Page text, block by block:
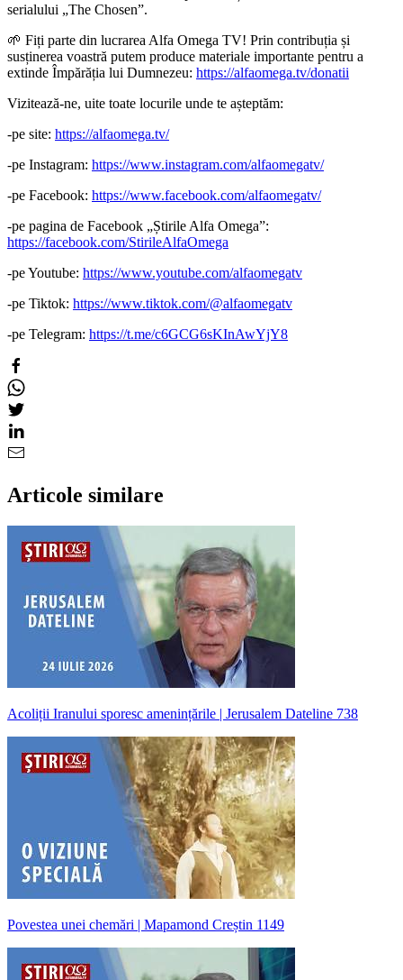
serialului „The Chosen”.
🌱 Fiți parte din lucrarea Alfa Omega TV! Prin contribuția și
susținerea voastră putem produce materiale importante pentru a
extinde Împărăția lui Dumnezeu: https://alfaomega.tv/donatii
Vizitează-ne, uite toate locurile unde te așteptăm:
-pe site: https://alfaomega.tv/
-pe Instagram: https://www.instagram.com/alfaomegatv/
-pe Facebook: https://www.facebook.com/alfaomegatv/
-pe pagina de Facebook „Știrile Alfa Omega”:
https://facebook.com/StirileAlfaOmega
-pe Youtube: https://www.youtube.com/alfaomegatv
-pe Tiktok: https://www.tiktok.com/@alfaomegatv
-pe Telegram: https://t.me/c6GCG6sKInAwYjY8
Articole similare
Acoliții Iranului sporesc amenințările | Jerusalem Dateline 738
Povestea unei chemări | Mapamond Creștin 1149